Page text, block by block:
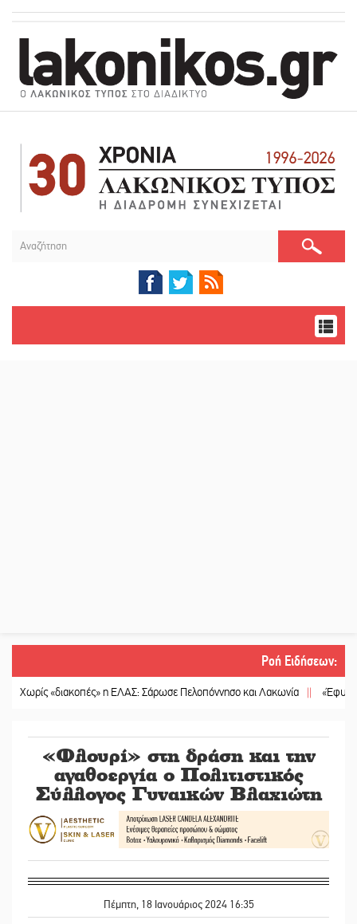
Ροή Ειδήσεων:
«διακοπές» η ΕΛΑΣ: Σάρωσε Πελοπόννησο και Λακωνία || «Έφυγε» ένας
«Φλουρί» στη δράση και την
αγαθοεργία ο Πολιτιστικός
Σύλλογος Γυναικών Βλαχιώτη
Πέμπτη, 18 Ιανουάριος 2024 16:35